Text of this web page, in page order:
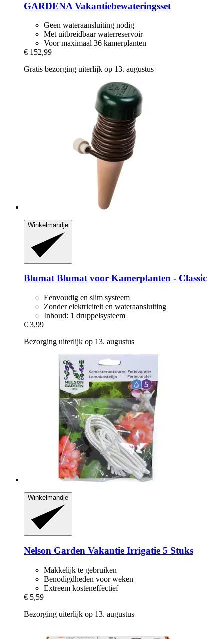
GARDENA Vakantiebewateringsset
Geen wateraansluiting nodig
Met uitbreidbaar waterreservoir
Voor maximaal 36 kamerplanten
€ 152,99
Gratis bezorging uiterlijk op 13. augustus
Winkelmandje
BlumatBlumat voor Kamerplanten -​ Classic
Eenvoudig en slim systeem
Zonder elektriciteit en wateraansluiting
Inhoud: 1 druppelsysteem
€ 3,99
Bezorging uiterlijk op 13. augustus
Winkelmandje
Nelson Garden Vakantie Irrigatie 5 Stuks
Makkelijk te gebruiken
Benodigdheden voor weken
Extreem kosteneffectief
€ 5,59
Bezorging uiterlijk op 13. augustus